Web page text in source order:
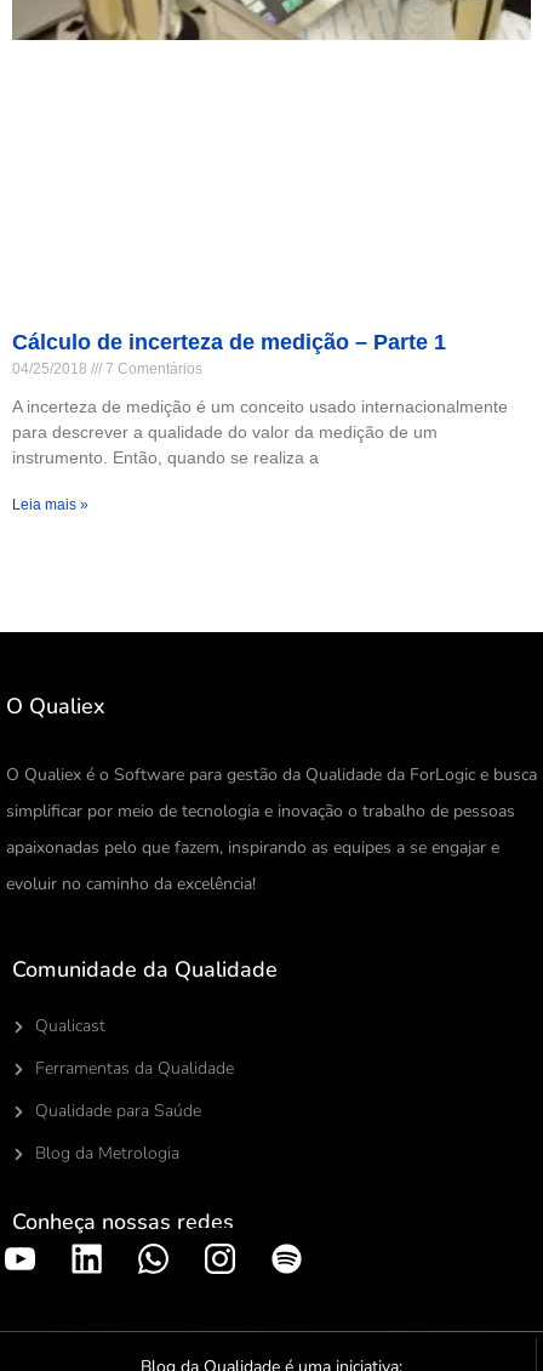
Cálculo de incerteza de medição – Parte 1
04/25/2018 7 Comentários
A incerteza de medição é um conceito usado internacionalmente
para descrever a qualidade do valor da medição de um
instrumento. Então, quando se realiza a
Leia mais »
O Qualiex
O Qualiex é o Software para gestão da Qualidade da ForLogic e busca
simplificar por meio de tecnologia e inovação o trabalho de pessoas
apaixonadas pelo que fazem, inspirando as equipes a se engajar e
evoluir no caminho da excelência!
Comunidade da Qualidade
Qualicast
Ferramentas da Qualidade
Qualidade para Saúde
Blog da Metrologia
Conheça nossas redes
S
o